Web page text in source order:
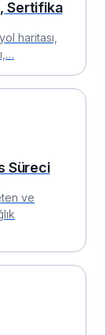
Sertifika
haritası,
Süreci
ve